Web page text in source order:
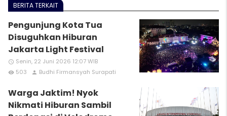
BERITA TERKAIT
Pengunjung Kota Tua
Disuguhkan Hiburan
Jakarta Light Festival
access_time Senin, 22 Juni 2026 12:07 WIB
remove_red_eye 503 person Budhi Firmansyah Surapati
Warga Jaktim! Nyok
Nikmati Hiburan Sambil